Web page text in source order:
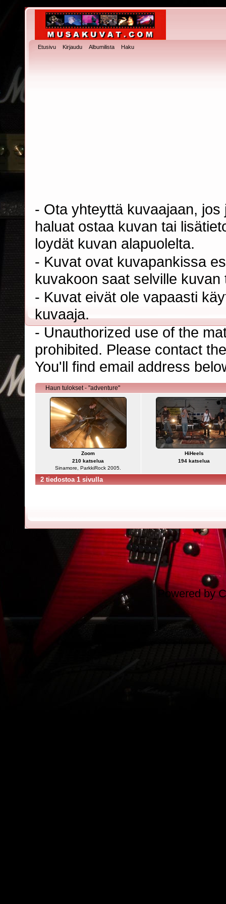
Etusivu Kirjaudu Albumilista Haku
- Ota yhteyttä kuvaajaan,
haluat ostaa kuvan tai
loydät kuvan alapuolelta.
- Kuvat ovat kuvapankissa
kuvakoon saat selville
- Kuvat eivät ole vapaasti
kuvaaja.
- Unauthorized use of the
prohibited. Please contact
You'll find email address
Haun tulokset - "adventure"
Zoom
210 katselua
Sinamore, ParkkiRock 2005.
HiHeels
194 katselua
2 tiedostoa 1 sivulla
Powered by